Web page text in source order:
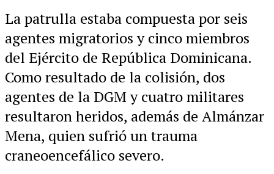
La patrulla estaba compuesta por seis
agentes migratorios y cinco miembros
del Ejército de República Dominicana.
Como resultado de la colisión, dos
agentes de la DGM y cuatro militares
resultaron heridos, además de Almánzar
Mena, quien sufrió un trauma
craneoencefálico severo.